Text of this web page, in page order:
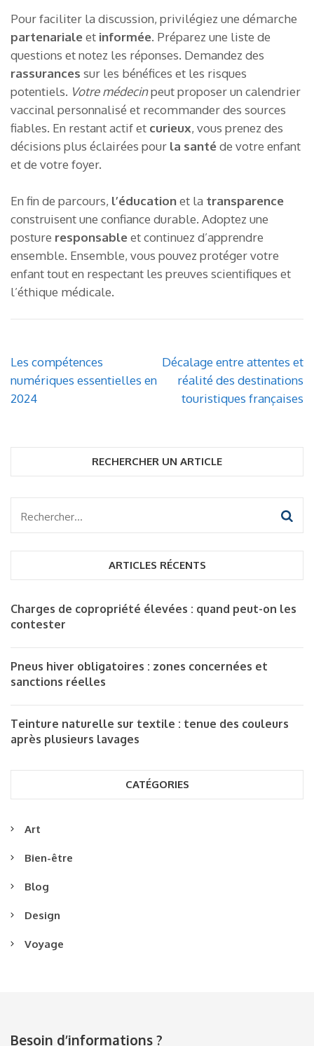
Pour faciliter la discussion, privilégiez une démarche
partenarialeet informée. Préparez une liste de
questions et notez les réponses. Demandez des
rassurances sur les bénéfices et les risques
potentiels. Votre médecinpeut proposer un calendrier
vaccinal personnalisé et recommander des sources
fiables. En restant actif et curieux, vous prenez des
décisions plus éclairées pour la santéde votre enfant
et de votre foyer.
En fin de parcours, l’éducationet la transparence
construisent une confiance durable. Adoptez une
posture responsableet continuez d’apprendre
ensemble. Ensemble, vous pouvez protéger votre
enfant tout en respectant les preuves scientifiques et
l’éthique médicale.
Navigation
de
l’article
Les compétences
numériques essentielles en
2024
Décalage entre attentes et
réalité des destinations
touristiques françaises
RECHERCHER UN ARTICLE
Rechercher :
ARTICLES RÉCENTS
Charges de copropriété élevées : quand peut-on les
contester
Pneus hiver obligatoires : zones concernées et
sanctions réelles
Teinture naturelle sur textile : tenue des couleurs
après plusieurs lavages
CATÉGORIES
Art
Bien-être
Blog
Design
Voyage
Besoin d’informations ?